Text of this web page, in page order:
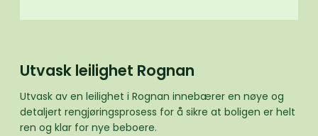
Utvask leilighet Rognan
Utvask av en leilighet i Rognan innebærer en nøye og
detaljert rengjøringsprosess for å sikre at boligen er helt
ren og klar for nye beboere.